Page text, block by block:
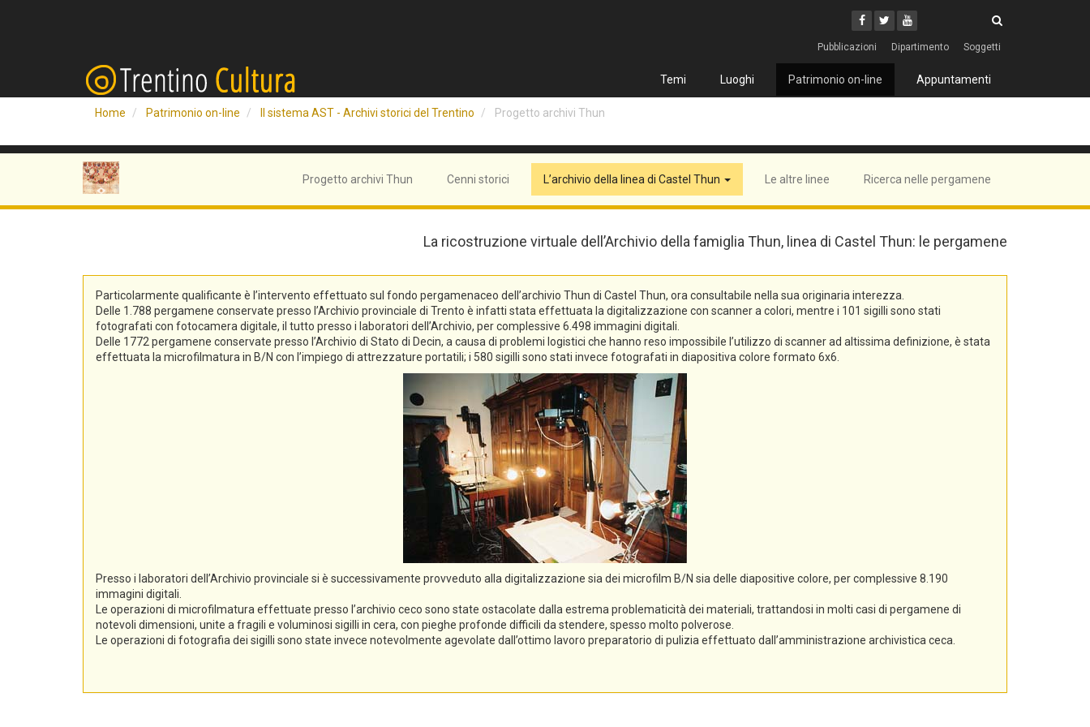
Facebook
Twitter
Youtube
Pubblicazioni Dipartimento Soggetti
Temi Luoghi Patrimonio on-line Appuntamenti
Home Patrimonio on-line Il sistema AST - Archivi storici del Trentino Progetto archivi Thun
Progetto archivi Thun Cenni storici L’archivio della linea di Castel Thun Le altre linee Ricerca nelle pergamene
La ricostruzione virtuale dell’Archivio della famiglia Thun, linea di Castel Thun: le pergamene
Particolarmente qualificante è l’intervento effettuato sul fondo pergamenaceo dell’archivio Thun di Castel Thun, ora consultabile nella sua originaria interezza.
Delle 1.788 pergamene conservate presso l’Archivio provinciale di Trento è infatti stata effettuata la digitalizzazione con scanner a colori, mentre i 101 sigilli sono stati
fotografati con fotocamera digitale, il tutto presso i laboratori dell’Archivio, per complessive 6.498 immagini digitali.
Delle 1772 pergamene conservate presso l’Archivio di Stato di Decin, a causa di problemi logistici che hanno reso impossibile l’utilizzo di scanner ad altissima definizione, è stata
effettuata la microfilmatura in B/N con l’impiego di attrezzature portatili; i 580 sigilli sono stati invece fotografati in diapositiva colore formato 6x6.
Presso i laboratori dell’Archivio provinciale si è successivamente provveduto alla digitalizzazione sia dei microfilm B/N sia delle diapositive colore, per complessive 8.190
immagini digitali.
Le operazioni di microfilmatura effettuate presso l’archivio ceco sono state ostacolate dalla estrema problematicità dei materiali, trattandosi in molti casi di pergamene di
notevoli dimensioni, unite a fragili e voluminosi sigilli in cera, con pieghe profonde difficili da stendere, spesso molto polverose.
Le operazioni di fotografia dei sigilli sono state invece notevolmente agevolate dall’ottimo lavoro preparatorio di pulizia effettuato dall’amministrazione archivistica ceca.